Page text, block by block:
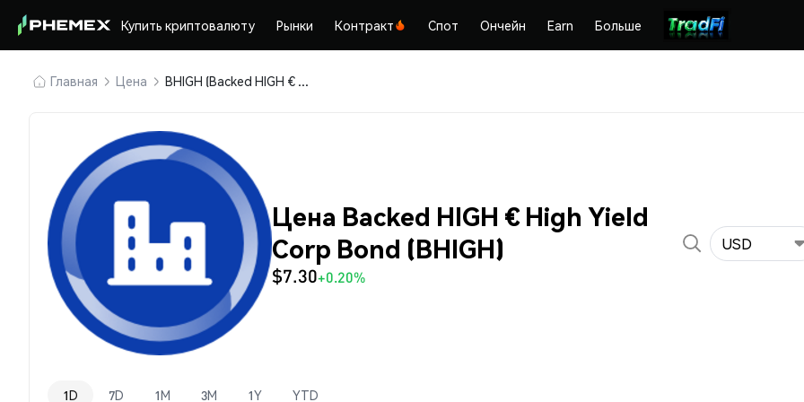
Купить криптовалюту Рынки Контракт Спот Ончейн Earn Больше
Главная Цена BHIGH (Backed HIGH € High Yield Corp Bond)
Цена Backed HIGH € High Yield
Corp Bond (BHIGH)
$7.30+0.20%
USD
1D 7D 1M 3M 1Y YTD